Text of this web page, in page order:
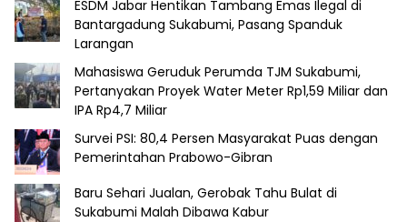
ESDM Jabar Hentikan Tambang Emas Ilegal di
Bantargadung Sukabumi, Pasang Spanduk
Larangan
Mahasiswa Geruduk Perumda TJM Sukabumi,
Pertanyakan Proyek Water Meter Rp1,59 Miliar dan
IPA Rp4,7 Miliar
Survei PSI: 80,4 Persen Masyarakat Puas dengan
Pemerintahan Prabowo-Gibran
Baru Sehari Jualan, Gerobak Tahu Bulat di
Sukabumi Malah Dibawa Kabur